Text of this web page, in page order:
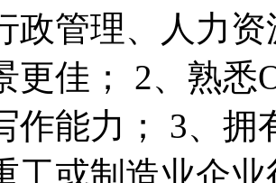
政管理、人力
更佳； 2、熟悉
作能力； 3、拥
工或制造业企